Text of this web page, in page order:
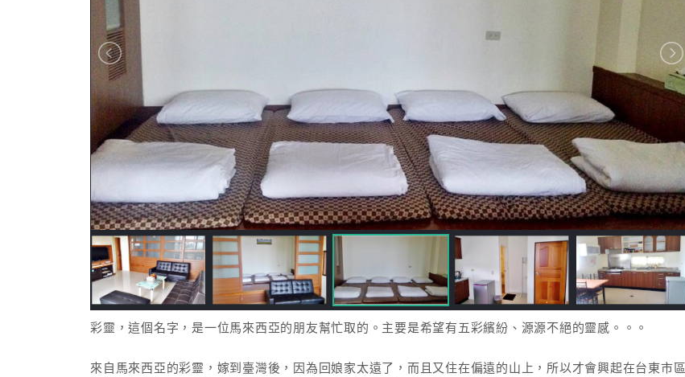
彩靈，這個名字，是一位馬來西亞的朋友幫忙取的。主要是希望有五彩繽紛、源源不絕的靈感。。。
來自馬來西亞的彩靈，嫁到臺灣後，因為回娘家太遠了，而且又住在偏遠的山上，所以才會興起在台東市區